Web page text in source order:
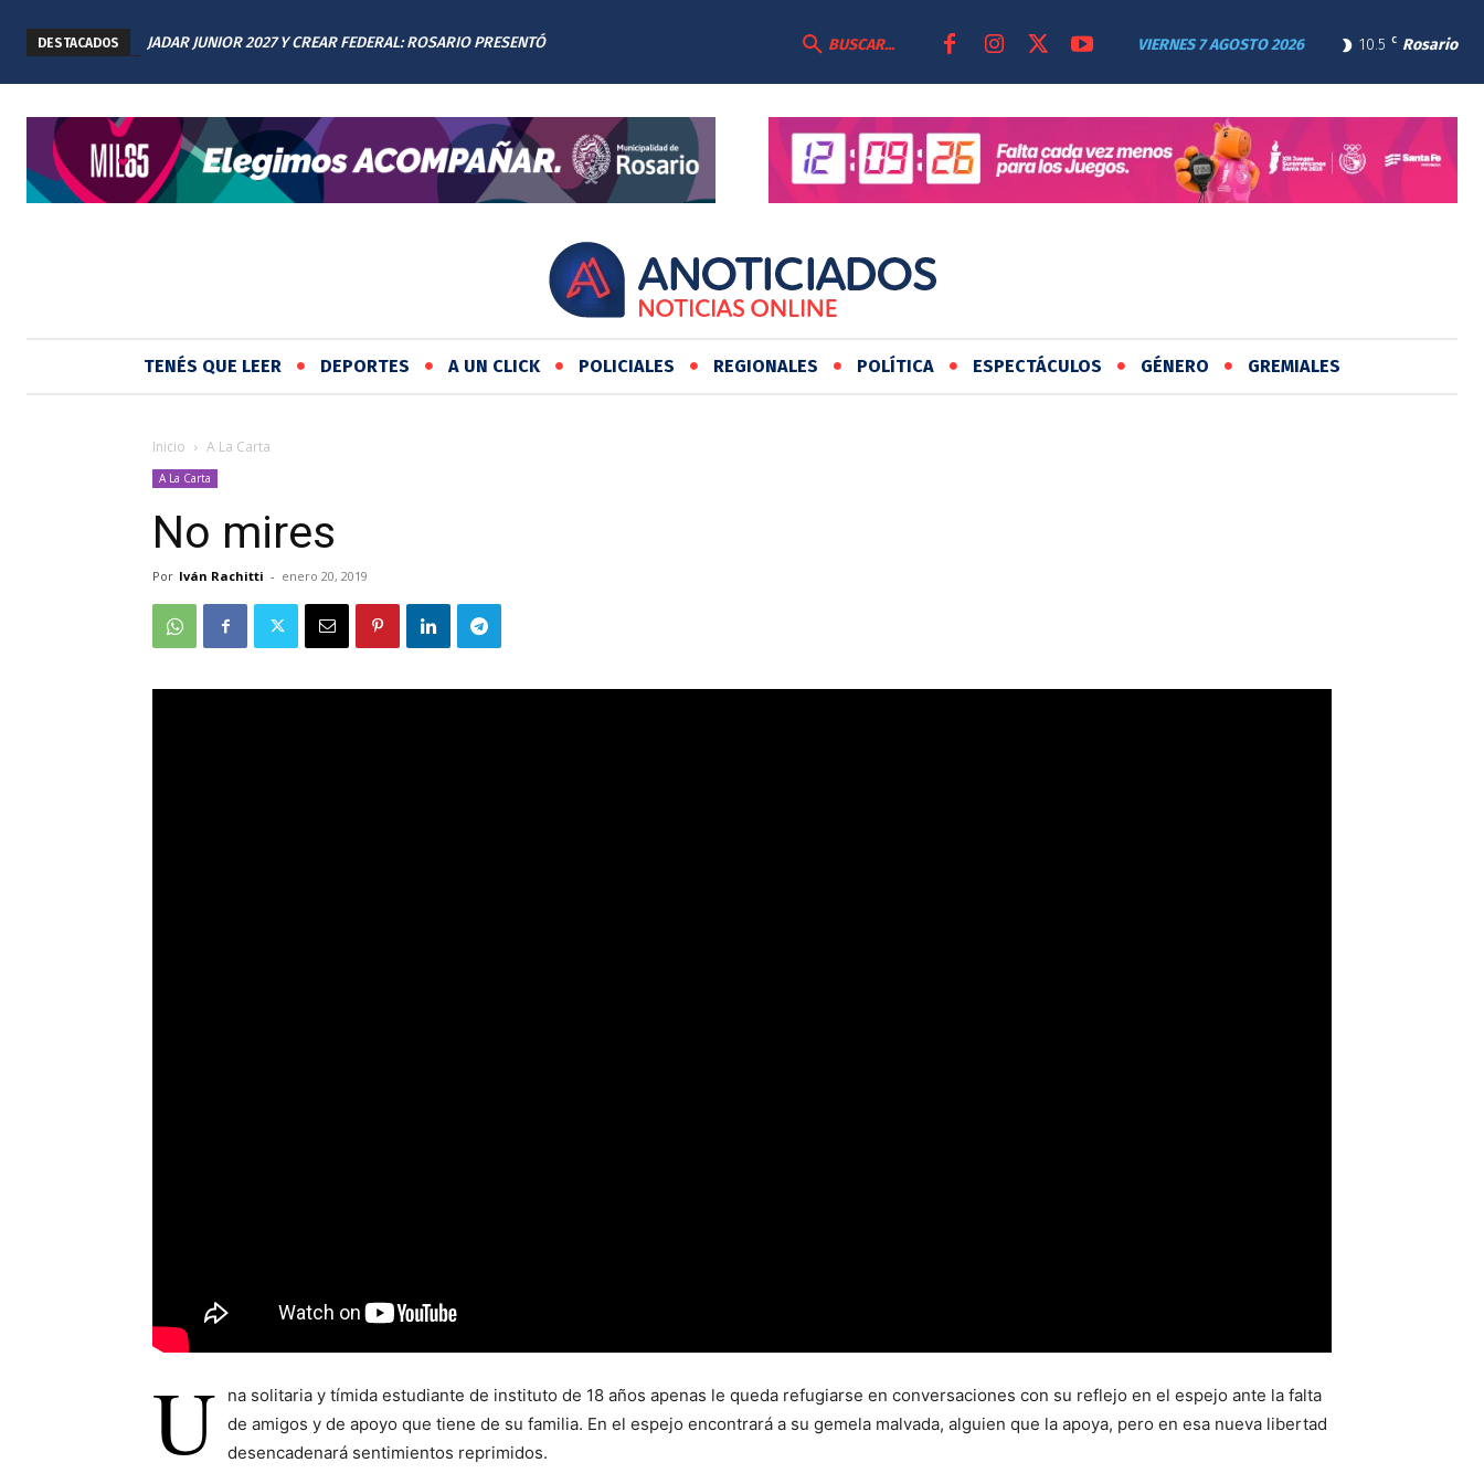
DESTACADOS
JADAR JUNIOR 2027 Y CREAR FEDERAL: ROSARIO PRESENTÓ
10.5 C Rosario
VIERNES 7 AGOSTO 2026
BUSCAR...
TENÉS QUE LEER DEPORTES A UN CLICK POLICIALES REGIONALES POLÍTICA ESPECTÁCULOS GÉNERO GREMIALES
Inicio A La Carta
A La Carta
No mires
Por Iván Rachitti - enero 20, 2019
U
na solitaria y tímida estudiante de instituto de 18 años apenas le queda refugiarse en conversaciones con su reflejo en el espejo ante la falta
de amigos y de apoyo que tiene de su familia. En el espejo encontrará a su gemela malvada, alguien que la apoya, pero en esa nueva libertad
desencadenará sentimientos reprimidos.